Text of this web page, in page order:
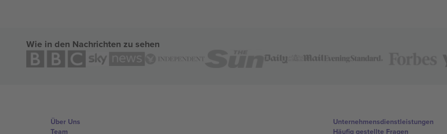
Wie in den Nachrichten zu sehen
Über Uns
Team
Unternehmensdienstleistungen
Häufig gestellte Fragen